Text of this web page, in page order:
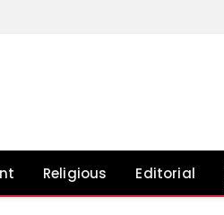
Religious Editorial